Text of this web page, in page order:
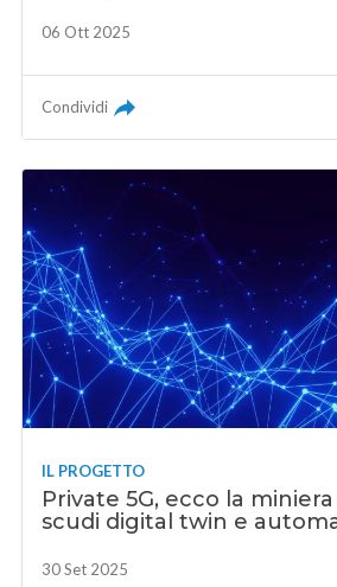
06 Ott 2025
Condividi
IL PROGETTO
Private 5G, ecco la
scudi digital twin e
30 Set 2025